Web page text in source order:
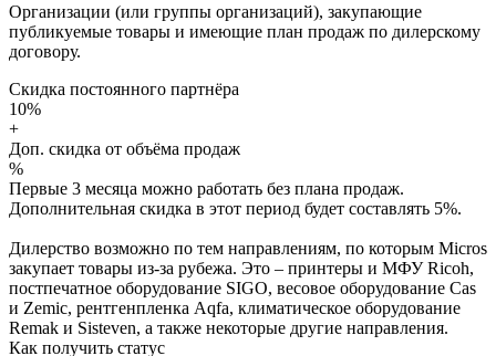
Организации (или группы организаций), закупающие
публикуемые товары и имеющие план продаж по дилерскому
договору.
Скидка постоянного партнёра
10%
+
Доп. скидка от объёма продаж
%
Первые 3 месяца можно работать без плана продаж.
Дополнительная скидка в этот период будет составлять 5%.
Дилерство возможно по тем направлениям, по которым Micros
закупает товары из-за рубежа. Это – принтеры и МФУ Ricoh,
постпечатное оборудование SIGO, весовое оборудование Cas
и Zemic, рентгенпленка Aqfa, климатическое оборудование
Remak и Sisteven, а также некоторые другие направления.
Как получить статус